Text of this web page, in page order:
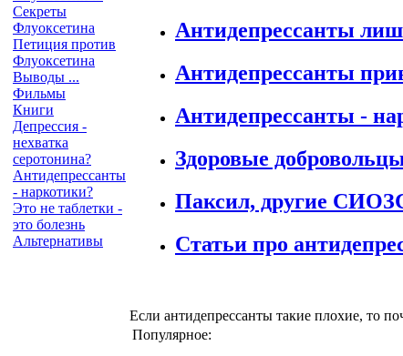
Секреты
Флуоксетина
Петиция против
Флуоксетина
Выводы ...
Фильмы
Книги
Депрессия -
нехватка
серотонина?
Антидепрессанты
- наркотики?
Это не таблетки -
это болезнь
Альтернативы
Антидепрессанты
Антидепрессанты
Антидепрессанты -
Здоровые
Паксил, другие
Статьи про
Если антидепрессанты такие плохие, то
Популярное: